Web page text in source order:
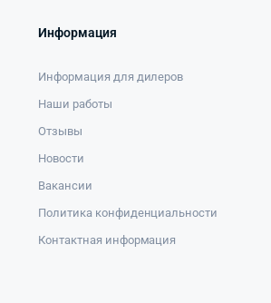
Информация
Информация для дилеров
Наши работы
Отзывы
Новости
Вакансии
Политика конфиденциальности
Контактная информация